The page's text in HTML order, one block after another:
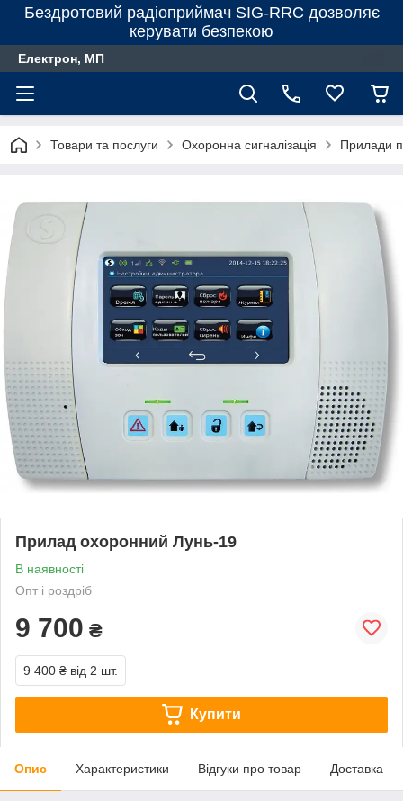
Бездротовий радіоприймач SIG-RRC дозволяє
керувати безпекою
Електрон, МП
Товари та послуги Охоронна сигналізація Прилади
Прилад охоронний Лунь-19
В наявності
Опт і роздріб
9 700 ₴
9 400 ₴ від 2 шт.
Купити
Опис Характеристики Відгуки про товар Доставка